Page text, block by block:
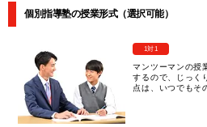
個別指導塾の授業形式（選択可能）
1対1
マンツーマンの授
するので、じっく
点は、いつでもそ